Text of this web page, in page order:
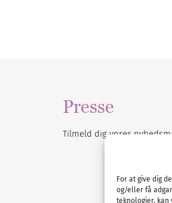
For at give dig
og/eller få
teknologier, kan
Presse
Tilmeld dig vores